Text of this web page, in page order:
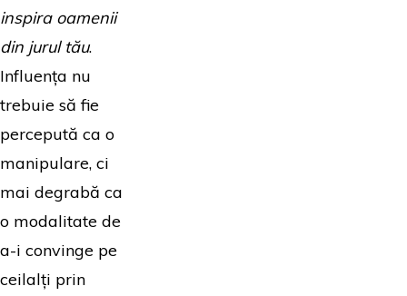
inspira oamenii
din jurul tău.
Influența nu
trebuie să fie
percepută ca o
manipulare, ci
mai degrabă ca
o modalitate de
a-i convinge pe
ceilalți prin